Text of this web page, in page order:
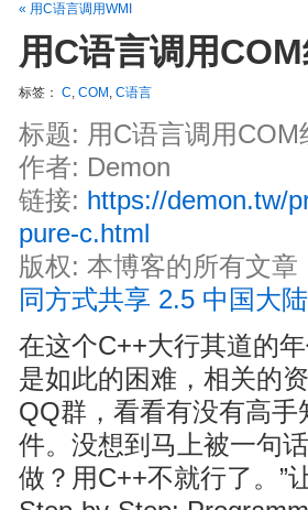
« 用C语言调用WMI
用C语言调用
标签： C, COM , C语言
标题: 用C语言调用COM
作者: Demon
链接: https://demon.tw/
pure-c.html
版权: 本博客的所有文章
同方式共享 2.5 中国大陆
在这个C++大行其道的
是如此的困难，相关的
QQ群，看看有没有高
件。没想到马上被一句
做？用C++不就行了。”